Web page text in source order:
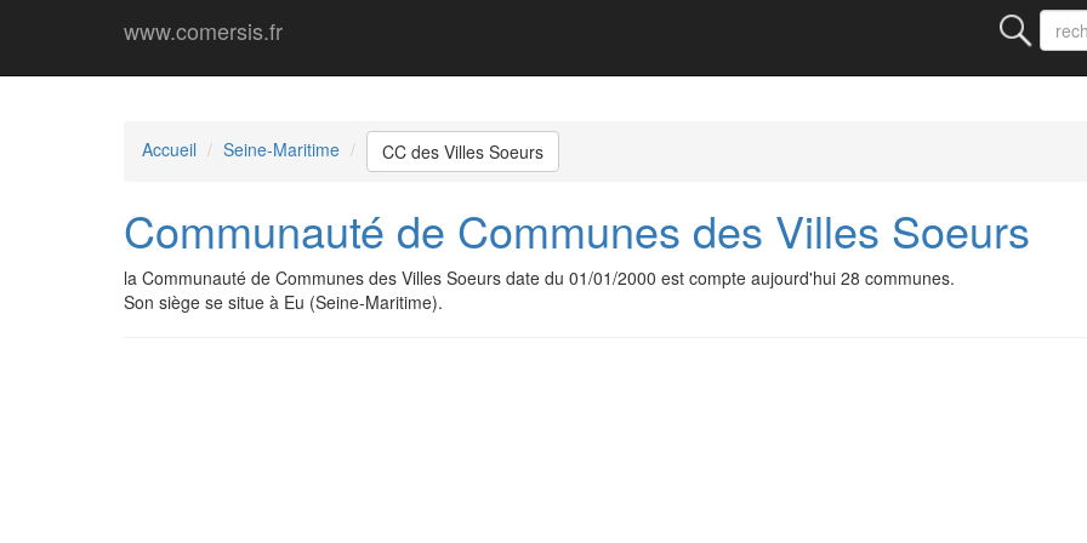
www.comersis.fr
Accueil Seine-Maritime CC des Villes Soeurs
Communauté de Communes des Villes Soeurs
la Communauté de Communes des Villes Soeurs date du 01/01/2000 est compte aujourd'hui 28 communes.
Son siège se situe à Eu (Seine-Maritime).